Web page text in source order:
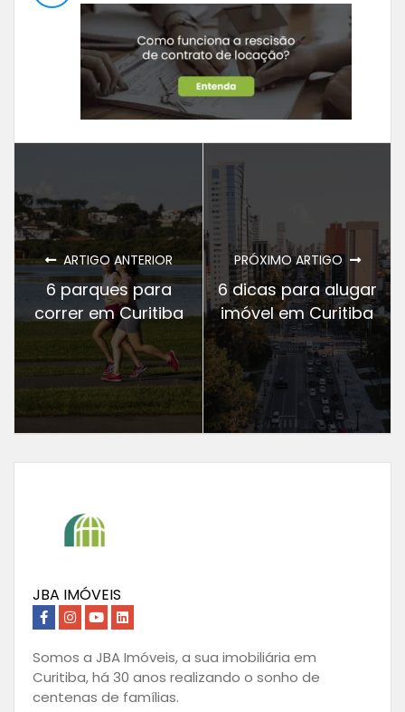
ARTIGO ANTERIOR
6 parques para
correr em Curitiba
PRÓXIMO ARTIGO
6 dicas para alugar
imóvel em Curitiba
JBA IMÓVEIS
Somos a JBA Imóveis, a sua imobiliária em
Curitiba, há 30 anos realizando o sonho de
centenas de famílias.